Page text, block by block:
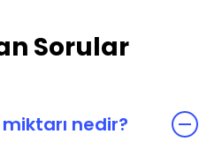
Sorular
nedir?